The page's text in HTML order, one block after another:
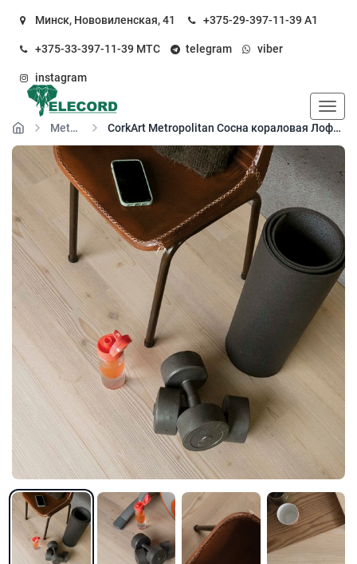
Минск, Нововиленская, 41 +375-29-397-11-39А1
+375-33-397-11-39 МТС telegram viber
instagram
Metropolitan клей
CorkArt Metropolitan Сосна кораловая Лофт VJ9561 кварц-виниловый пол клеевой (SPC floor)